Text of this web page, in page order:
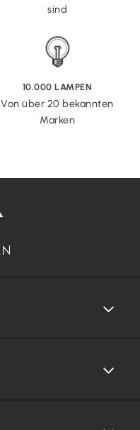
sind
10.000 LAMPEN
Von über 20 bekannten
Marken